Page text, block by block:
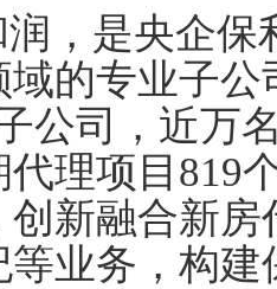
，是央企保
域的专业子
公司，近万
理项目819
创新融合新
等业务，构